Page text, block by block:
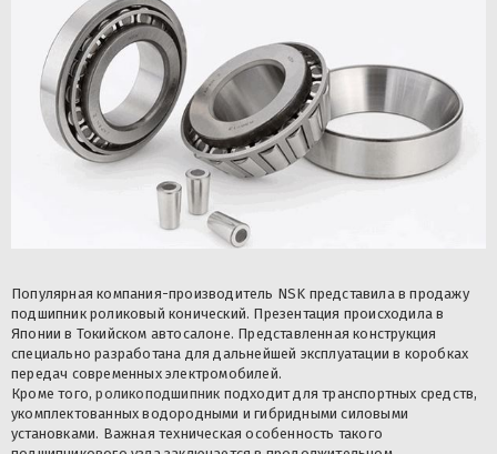
Популярная компания-производитель NSK представила в продажу
подшипник роликовый конический. Презентация происходила в
Японии в Токийском автосалоне. Представленная конструкция
специально разработана для дальнейшей эксплуатации в коробках
передач современных электромобилей.
Кроме того,роликоподшипник подходит для транспортных средств,
укомплектованных водородными и гибридными силовыми
установками. Важная техническая особенность такого